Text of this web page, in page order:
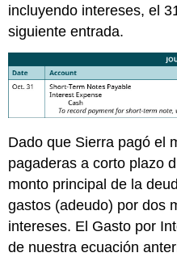
incluyendo intereses, el
siguiente entrada.
Dado que Sierra pagó el
pagaderas a corto plazo
monto principal de la
gastos (adeudo) por dos
intereses. El Gasto por
de nuestra ecuación